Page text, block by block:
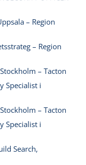
– Region
– Region
– Tacton
Specialist i
– Tacton
Specialist i
Search,